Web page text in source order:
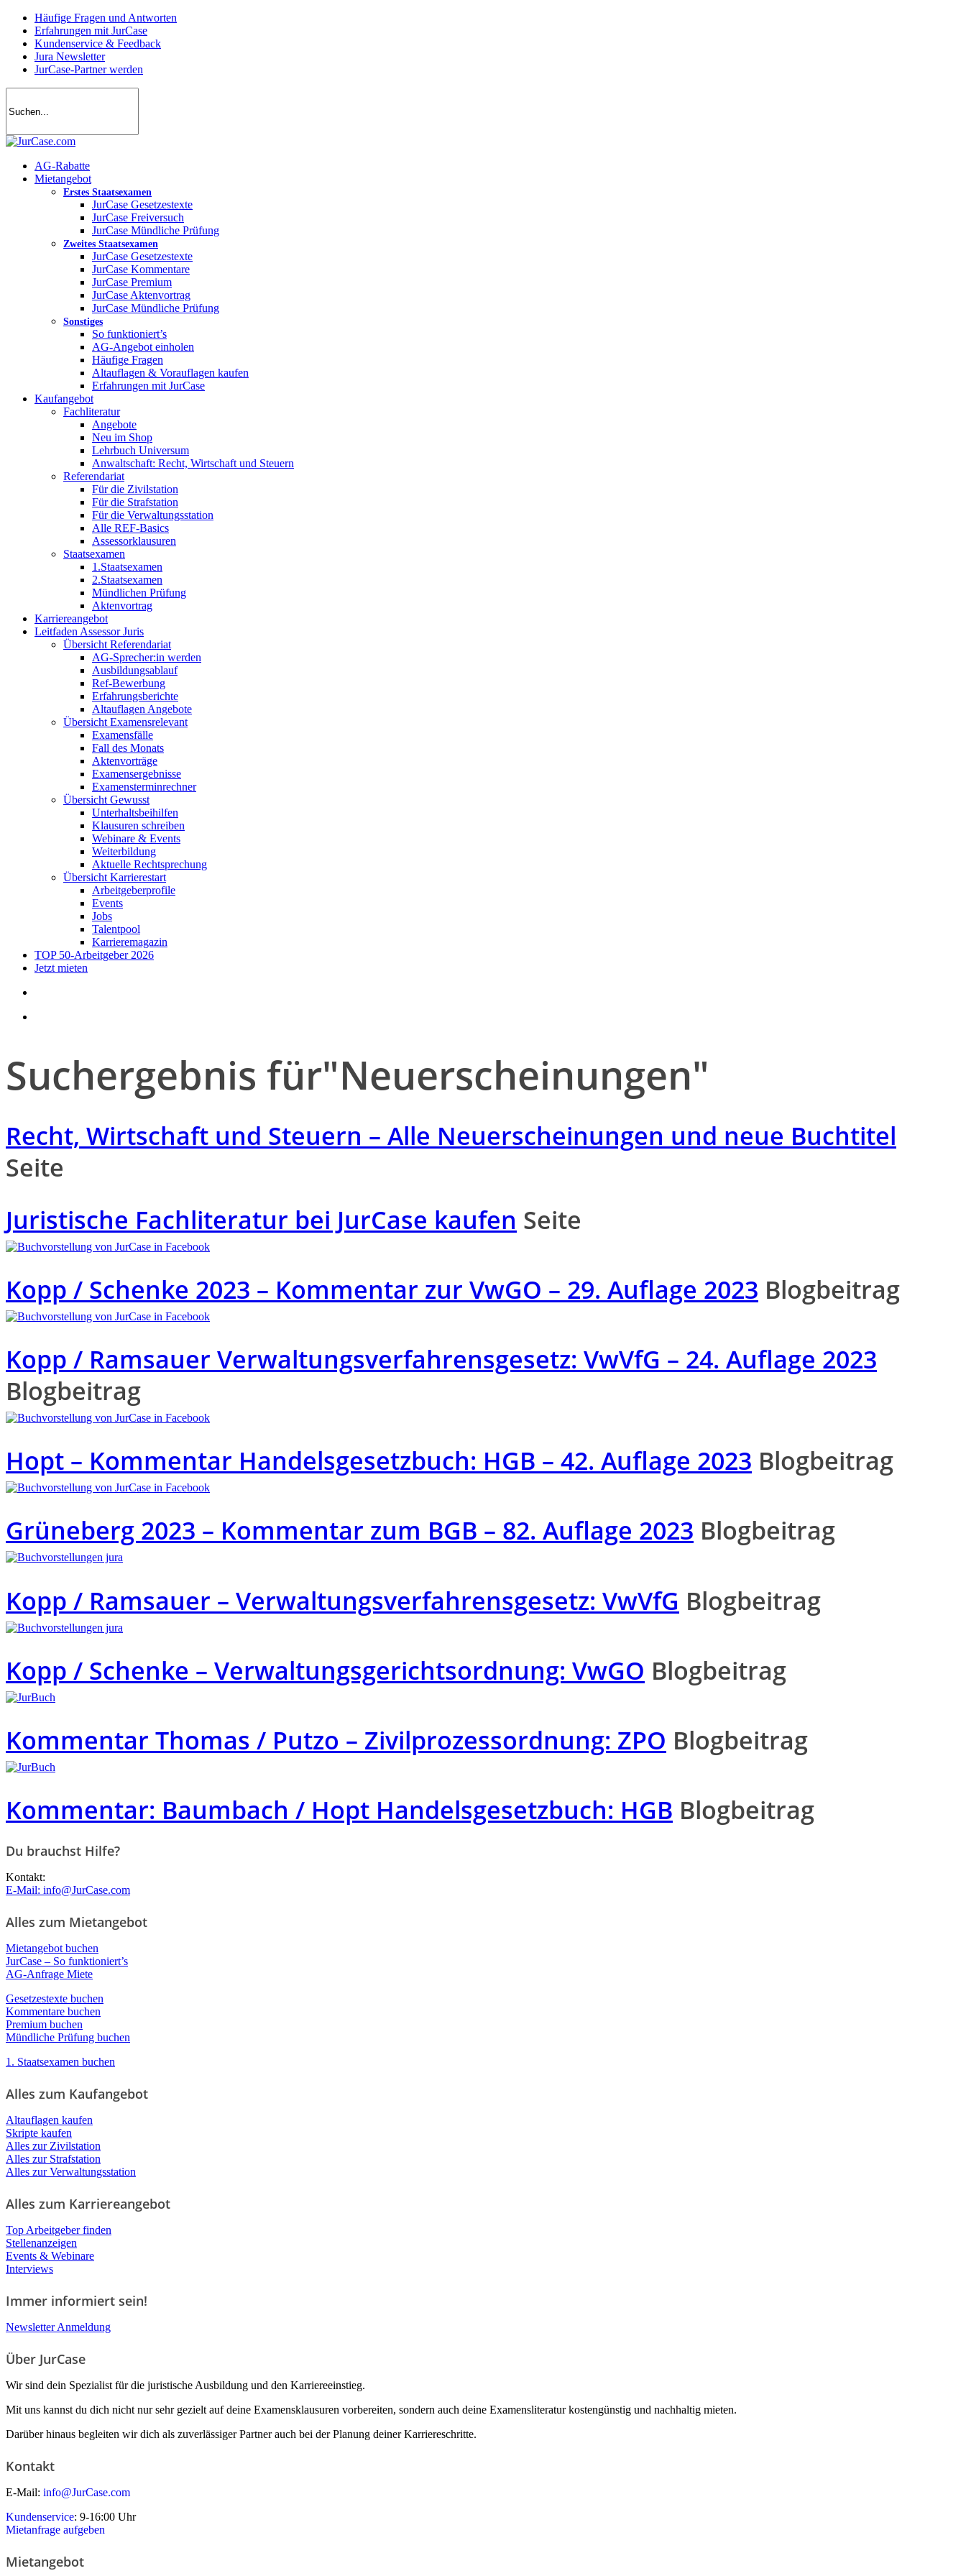
Skip
main
content
Häufige Fragen und Antworten
Erfahrungen mit JurCase
Kundenservice & Feedback
Jura Newsletter
JurCase-Partner werden
search
account
Menu
AG-Rabatte
Mietangebot
Erstes Staatsexamen
JurCase Gesetzestexte
JurCase Freiversuch
JurCase Mündliche Prüfung
Zweites Staatsexamen
JurCase Gesetzestexte
JurCase Kommentare
JurCase Premium
JurCase Aktenvortrag
JurCase Mündliche Prüfung
Sonstiges
So funktioniert’s
AG-Angebot einholen
Häufige Fragen
Altauflagen & Vorauflagen kaufen
Erfahrungen mit JurCase
Kaufangebot
Fachliteratur
Angebote
Neu im Shop
Lehrbuch Universum
Anwaltschaft: Recht, Wirtschaft und Steuern
Referendariat
Für die Zivilstation
Für die Strafstation
Für die Verwaltungsstation
Alle REF-Basics
Assessorklausuren
Staatsexamen
1.Staatsexamen
2.Staatsexamen
Mündlichen Prüfung
Aktenvortrag
Karriereangebot
Leitfaden Assessor Juris
Übersicht Referendariat
AG-Sprecher:in werden
Ausbildungsablauf
Ref-Bewerbung
Erfahrungsberichte
Altauflagen Angebote
Übersicht Examensrelevant
Examensfälle
Fall des Monats
Aktenvorträge
Examensergebnisse
Examensterminrechner
Übersicht Gewusst
Unterhaltsbeihilfen
Klausuren schreiben
Webinare & Events
Weiterbildung
Aktuelle Rechtsprechung
Übersicht Karrierestart
Arbeitgeberprofile
Events
Jobs
Talentpool
Karrieremagazin
TOP 50-Arbeitgeber 2026
Jetzt mieten
Suchergebnis für"Neuerscheinungen"
Recht, Wirtschaft und Steuern – Alle Neuerscheinungen und neue Buchtitel
Seite
Juristische Fachliteratur bei JurCase kaufen Seite
Kopp / Schenke 2023 – Kommentar zur VwGO – 29. Auflage 2023 Blogbeitrag
Kopp / Ramsauer Verwaltungsverfahrensgesetz: VwVfG – 24. Auflage 2023
Blogbeitrag
Hopt – Kommentar Handelsgesetzbuch: HGB – 42. Auflage 2023 Blogbeitrag
Grüneberg 2023 – Kommentar zum BGB – 82. Auflage 2023 Blogbeitrag
Kopp / Ramsauer – Verwaltungsverfahrensgesetz: VwVfG Blogbeitrag
Kopp / Schenke – Verwaltungsgerichtsordnung: VwGO Blogbeitrag
Kommentar Thomas / Putzo – Zivilprozessordnung: ZPO Blogbeitrag
Kommentar: Baumbach / Hopt Handelsgesetzbuch: HGB Blogbeitrag
Du brauchst Hilfe?
Kontakt:
E-Mail: info@JurCase.com
Alles zum Mietangebot
Mietangebot buchen
JurCase – So funktioniert’s
AG-Anfrage Miete
Gesetzestexte buchen
Kommentare buchen
Premium buchen
Mündliche Prüfung buchen
1. Staatsexamen buchen
Alles zum Kaufangebot
Altauflagen kaufen
Skripte kaufen
Alles zur Zivilstation
Alles zur Strafstation
Alles zur Verwaltungsstation
Alles zum Karriereangebot
Top Arbeitgeber finden
Stellenanzeigen
Events & Webinare
Interviews
Immer informiert sein!
Newsletter Anmeldung
Über JurCase
Wir sind dein Spezialist für die juristische Ausbildung und den Karriereeinstieg.
Mit uns kannst du dich nicht nur sehr gezielt auf deine Examensklausuren vorbereiten, sondern auch deine Examensliteratur kostengünstig und nachhaltig mieten.
Darüber hinaus begleiten wir dich als zuverlässiger Partner auch bei der Planung deiner Karriereschritte.
Kontakt
E-Mail: info@JurCase.com
Kundenservice: 9-16:00 Uhr
Mietanfrage aufgeben
Mietangebot